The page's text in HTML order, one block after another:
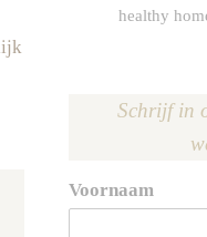
healthy
Schrijf in
Voornaam